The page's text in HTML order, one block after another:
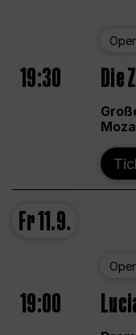
Oper
19:30 Die
Fr11.9.
Oper
19:00